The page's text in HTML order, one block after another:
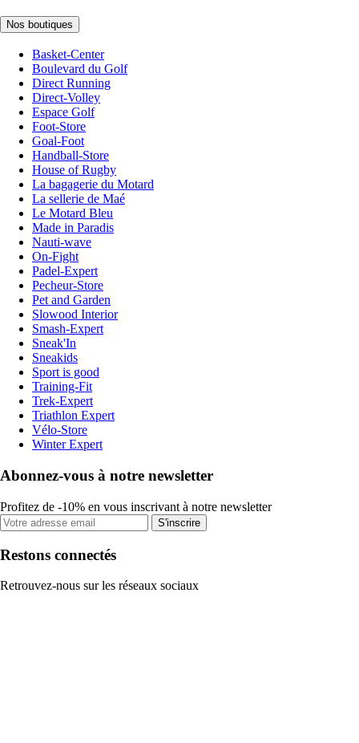
Nos boutiques
Basket-Center
Boulevard du Golf
Direct Running
Direct-Volley
Espace Golf
Foot-Store
Goal-Foot
Handball-Store
House of Rugby
La bagagerie du Motard
La sellerie de Maé
Le Motard Bleu
Made in Paradis
Nauti-wave
On-Fight
Padel-Expert
Pecheur-Store
Pet and Garden
Slowood Interior
Smash-Expert
Sneak'In
Sneakids
Sport is good
Training-Fit
Trek-Expert
Triathlon Expert
Vélo-Store
Winter Expert
Abonnez-vous à notre newsletter
Profitez de -10% en vous inscrivant à notre newsletter
S'inscrire
Restons connectés
Retrouvez-nous sur les réseaux sociaux